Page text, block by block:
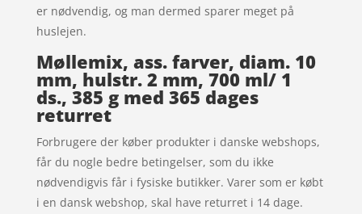
er nødvendig, og man dermed sparer meget på
huslejen.
Møllemix, ass. farver, diam. 10
mm, hulstr. 2 mm, 700 ml/ 1
ds., 385 g med 365 dages
returret
Forbrugere der køber produkter i danske webshops,
får du nogle bedre betingelser, som du ikke
nødvendigvis får i fysiske butikker. Varer som er købt
i en dansk webshop, skal have returret i 14 dage.